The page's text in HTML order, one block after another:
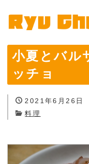
小夏とバル
ッチョ
2021年6月26日
料理